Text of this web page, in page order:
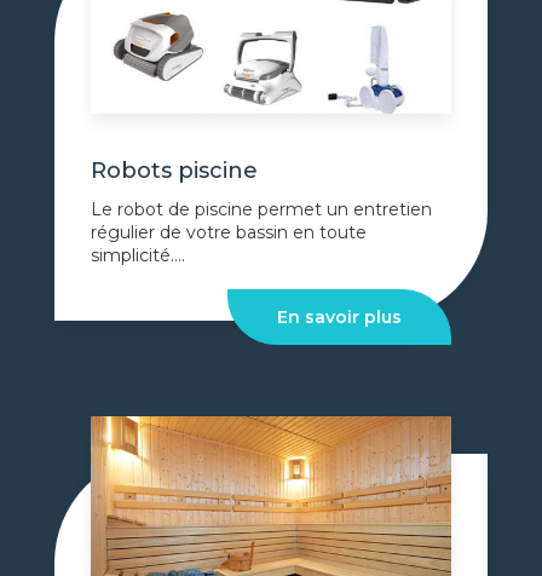
Robots piscine
Le robot de piscine permet un entretien
régulier de votre bassin en toute
simplicité....
En savoir plus